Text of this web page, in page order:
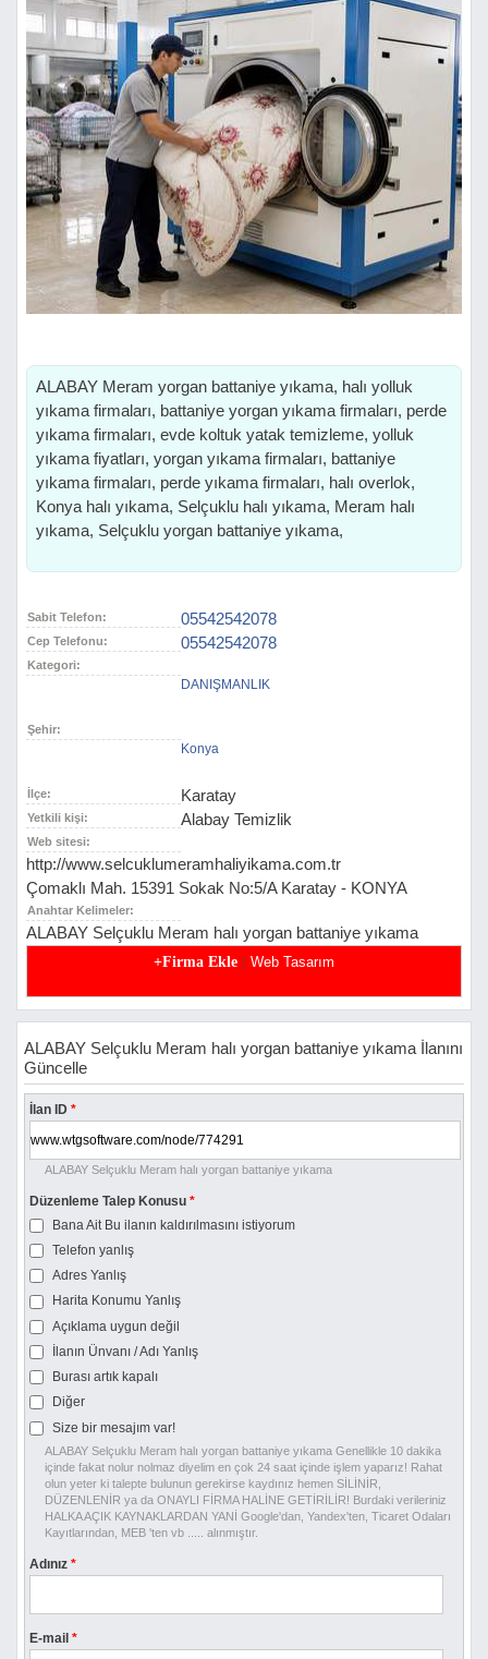
ALABAY Meram yorgan battaniye yıkama, halı yolluk
yıkama firmaları, battaniye yorgan yıkama firmaları, perde
yıkama firmaları, evde koltuk yatak temizleme, yolluk
yıkama fiyatları, yorgan yıkama firmaları, battaniye
yıkama firmaları, perde yıkama firmaları, halı overlok,
Konya halı yıkama, Selçuklu halı yıkama, Meram halı
yıkama, Selçuklu yorgan battaniye yıkama,
Sabit Telefon: 05542542078
Cep Telefonu: 05542542078
Kategori:
DANIŞMANLIK
Şehir:
Konya
İlçe: Karatay
Yetkili kişi: Alabay Temizlik
Web sitesi:
http://www.selcuklumeramhaliyikama.com.tr
Çomaklı Mah. 15391 Sokak No:5/A Karatay - KONYA
Anahtar Kelimeler:
ALABAY Selçuklu Meram halı yorgan battaniye yıkama
+Firma Ekle | Web Tasarım
ALABAY Selçuklu Meram halı yorgan battaniye yıkama İlanını
Güncelle
İlan ID*
ALABAY Selçuklu Meram halı yorgan battaniye yıkama
Düzenleme Talep Konusu*
Bana Ait Bu ilanın kaldırılmasını istiyorum
Telefon yanlış
Adres Yanlış
Harita Konumu Yanlış
Açıklama uygun değil
İlanın Ünvanı / Adı Yanlış
Burası artık kapalı
Diğer
Size bir mesajım var!
ALABAY Selçuklu Meram halı yorgan battaniye yıkama Genellikle 10 dakika
içinde fakat nolur nolmaz diyelim en çok 24 saat içinde işlem yaparız! Rahat
olun yeter ki talepte bulunun gerekirse kaydınız hemen SİLİNİR,
DÜZENLENİR ya da ONAYLI FİRMA HALİNE GETİRİLİR! Burdaki verileriniz
HALKA AÇIK KAYNAKLARDAN YANİ Google'dan, Yandex'ten, Ticaret Odaları
Kayıtlarından, MEB 'ten vb ..... alınmıştır.
Adınız*
E-mail*